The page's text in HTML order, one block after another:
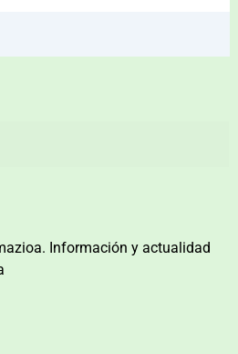
Información y actualidad